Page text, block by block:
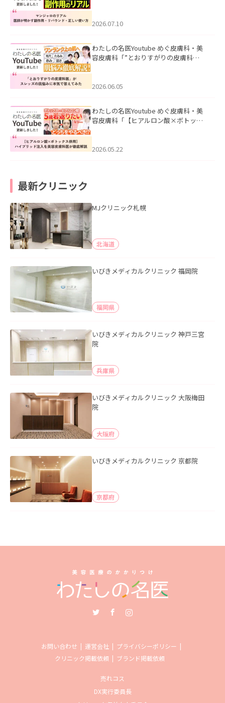
た。
2026.07.10
わたしの名医Youtube めぐ皮膚科・美
容皮膚科「”とおりすがりの皮膚科
2026.06.05
わたしの名医Youtube めぐ皮膚科・美
容皮膚科「【ヒアルロン酸×ボトック
た。
2026.05.22
最新クリニック
MJクリニック札幌
北海道
いびきメディカルクリニック 福岡院
福岡県
いびきメディカルクリニック 神戸三宮
院
兵庫県
いびきメディカルクリニック 大阪梅田
院
大阪府
いびきメディカルクリニック 京都院
京都府
お問い合わせ 運営会社
プライバシーポリシー
クリニック掲載依頼
ブランド掲載依頼
売れコス
DX実行委員長